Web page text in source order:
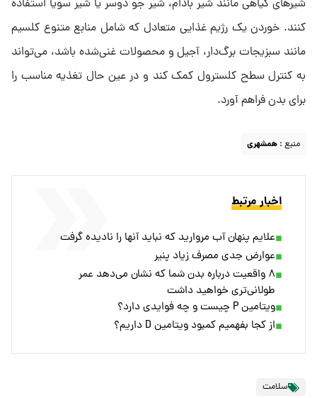
شیرهای گیاهی مانند شیر بادام، شیر جو دوسر یا شیر سویا استفاده
کنند. خوردن یک رژیم غذایی متعادل که شامل منابع متنوع کلسیم
مانند سبزیجات برگ‌دار، آجیل و محصولات غنی‌شده باشد، می‌تواند
به کنترل سطح کلسترول کمک کند و در عین حال تغذیه مناسب را
برای بدن فراهم آورد.
منبع : همشهری
اخبار مرتبط
علایم پنهان آب مروارید که نباید آنها را نادیده گرفت
عوارض جدی مصرف زیاد پنیر
۸ واقعیت درباره بدن شما که نشان می‌دهد عمر
طولانی‌تری خواهید داشت
ویتامین P چیست و چه فوایدی دارد؟
از کجا بفهمیم کمبود ویتامین D داریم؟
سلامت